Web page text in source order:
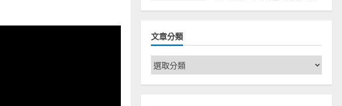
霸奶茶店！
文章分類
文
章
分